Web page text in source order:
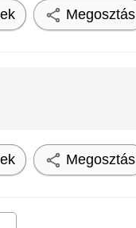
Megosztás
Megosztás